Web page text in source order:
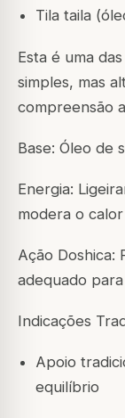
Tila taila
Esta é uma
simples, mas
compreensão
Base: Óleo de
Energia:
modera o
Ação Doshica:
adequado
Indicações
Apoio
equilíbrio